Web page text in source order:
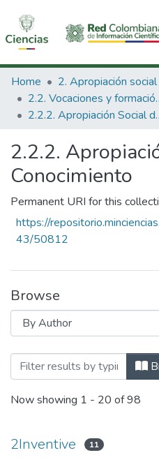
Communities & Collections
All of DSpace
Home
2.2.
2.2.2.
2.2.2.
Conocimiento
Permanent URI for this
https://
43/50812
Browse
Browsing 2.2.2.
Now showing 1 - 20 of 98
2Inventive 11